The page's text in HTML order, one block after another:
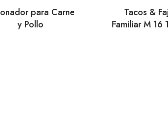
para Carne
y Pollo
Tacos &
Familiar M 16